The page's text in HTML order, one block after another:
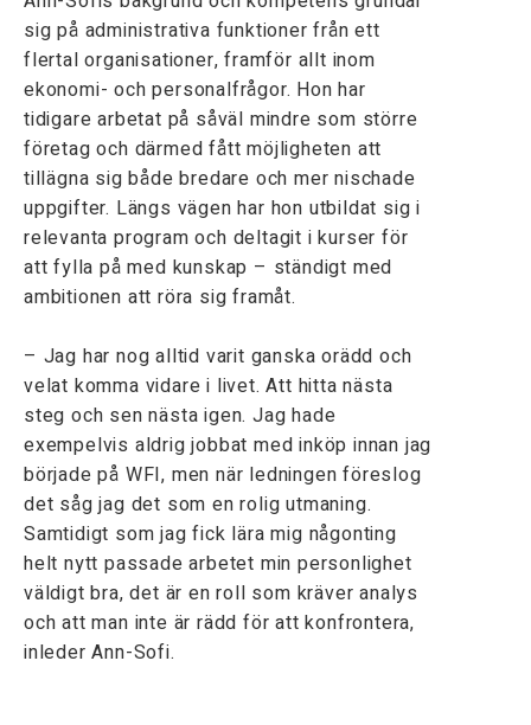
sig på administrativa funktioner från ett
flertal organisationer, framför allt inom
ekonomi- och personalfrågor. Hon har
tidigare arbetat på såväl mindre som större
företag och därmed fått möjligheten att
tillägna sig både bredare och mer nischade
uppgifter. Längs vägen har hon utbildat sig i
relevanta program och deltagit i kurser för
att fylla på med kunskap – ständigt med
ambitionen att röra sig framåt.
– Jag har nog alltid varit ganska orädd och
velat komma vidare i livet. Att hitta nästa
steg och sen nästa igen. Jag hade
exempelvis aldrig jobbat med inköp innan jag
började på WFI, men när ledningen föreslog
det såg jag det som en rolig utmaning.
Samtidigt som jag fick lära mig någonting
helt nytt passade arbetet min personlighet
väldigt bra, det är en roll som kräver analys
och att man inte är rädd för att konfrontera,
inleder Ann-Sofi.